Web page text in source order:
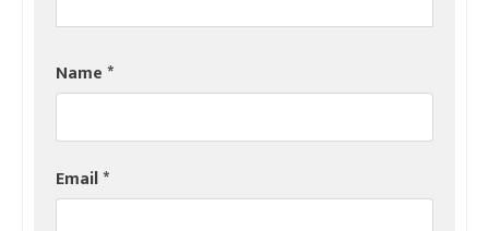
Name*
Email*